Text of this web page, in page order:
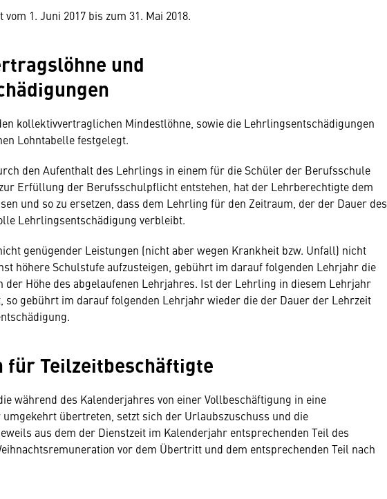
1. Juni 2017 bis zum 31. Mai 2018.
und
kollektivvertraglichen Mindestlöhne, sowie die Lehrlingsentschädigungen
Lohntabelle festgelegt.
den Aufenthalt des Lehrlings in einem für die Schüler der Berufsschule
Erfüllung der Berufsschulpflicht entstehen, hat der Lehrberechtigte dem
und so zu ersetzen, dass dem Lehrling für den Zeitraum, der der Dauer des
Lehrlingsentschädigung verbleibt.
genügender Leistungen (nicht aber wegen Krankheit bzw. Unfall) nicht
höhere Schulstufe aufzusteigen, gebührt im darauf folgenden Lehrjahr die
Höhe des abgelaufenen Lehrjahres. Ist der Lehrling in diesem Lehrjahr
so gebührt im darauf folgenden Lehrjahr wieder die der Dauer der Lehrzeit
für Teilzeitbeschäftigte
während des Kalenderjahres von einer Vollbeschäftigung in eine
übertreten, setzt sich der Urlaubszuschuss und die
aus dem der Dienstzeit im Kalenderjahr entsprechenden Teil des
vor dem Übertritt und dem entsprechenden Teil nach